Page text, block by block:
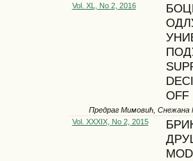
Vol. XL, No 2, 2016
OFF
Предраг Мимовић, Снежана
Vol. XXXIX, No 2, 2015